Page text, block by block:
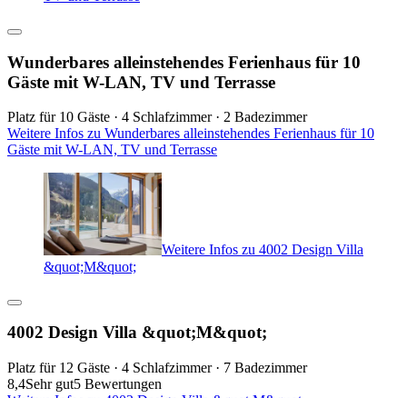
Wunderbares alleinstehendes Ferienhaus für 10
Gäste mit W-LAN, TV und Terrasse
Platz für 10 Gäste · 4 Schlafzimmer · 2 Badezimmer
Weitere Infos zu Wunderbares alleinstehendes Ferienhaus für 10
Gäste mit W-LAN, TV und Terrasse
Weitere Infos zu 4002 Design Villa
&quot;M&quot;
4002 Design Villa &quot;M&quot;
Platz für 12 Gäste · 4 Schlafzimmer · 7 Badezimmer
8,4Sehr gut5 Bewertungen